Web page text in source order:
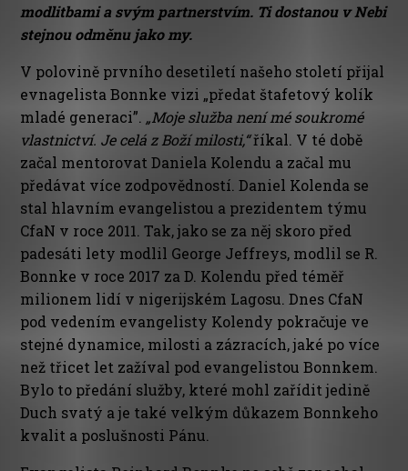
modlitbami a svým partnerstvím. Ti dostanou v Nebi
stejnou odměnu jako my.
V polovině prvního desetiletí našeho století přijal
evnagelista Bonnke vizi „předat štafetový kolík
mladé generaci”. „Moje služba není mésoukromé
vlastnictví. Je celá z Boží milosti,“říkal. V té době
začal mentorovat Daniela Kolendu a začal mu
předávat více zodpovědností. Daniel Kolenda se
stal hlavním evangelistou a prezidentem týmu
CfaN v roce 2011. Tak, jako se za něj skoro před
padesáti lety modlil George Jeffreys, modlil se R.
Bonnke v roce 2017 za D. Kolendu před téměř
milionem lidí v nigerijském Lagosu. Dnes CfaN
pod vedením evangelisty Kolendy pokračuje ve
stejné dynamice, milosti a zázracích, jaké po více
než třicet let zažíval pod evangelistou Bonnkem.
Bylo to předání služby, které mohl zařídit jedině
Duch svatý a je také velkým důkazem Bonnkeho
kvalit a poslušnosti Pánu.